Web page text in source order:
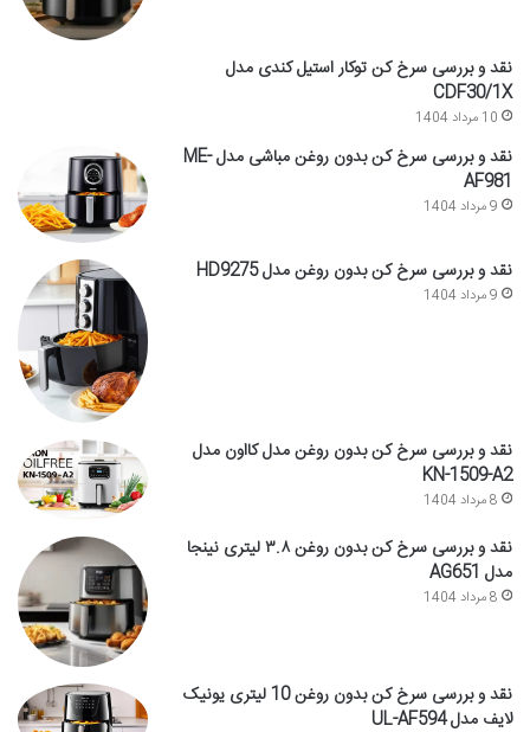
نقد و بررسی سرخ کن توکار استیل کندی مدل
CDF30/1X
10 مرداد 1404
نقد و بررسی سرخ کن بدون روغن مباشی مدل ME-
AF981
9 مرداد 1404
نقد و بررسی سرخ کن بدون روغن مدل HD9275
9 مرداد 1404
نقد و بررسی سرخ کن بدون روغن مدل کااون مدل
KN-1509-A2
8 مرداد 1404
نقد و بررسی سرخ کن بدون روغن ۳.۸ لیتری نینجا
مدل AG651
8 مرداد 1404
نقد و بررسی سرخ کن بدون روغن 10 لیتری یونیک
لایف مدل UL-AF594